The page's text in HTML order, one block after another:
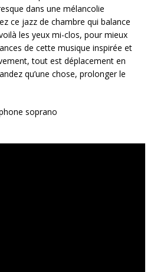
dans une mélancolie
ce jazz de chambre qui balance
les yeux mi-clos, pour mieux
de cette musique inspirée et
tout est déplacement en
qu’une chose, prolonger le
soprano